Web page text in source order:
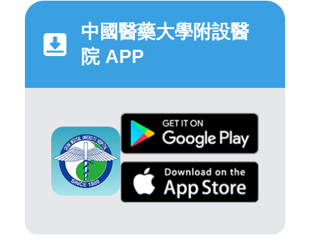
中國醫藥大學附設醫
院 APP